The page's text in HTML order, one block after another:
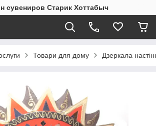
сувениров Старик Хоттабыч
Товари для дому Дзеркала